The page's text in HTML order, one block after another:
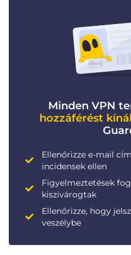
Minden VPN
hozzáférést kínál
Ellenőrizze e-mail
incidensek ellen
Figyelmeztetések
kiszivárogtak
Ellenőrizze, hogy
veszélybe